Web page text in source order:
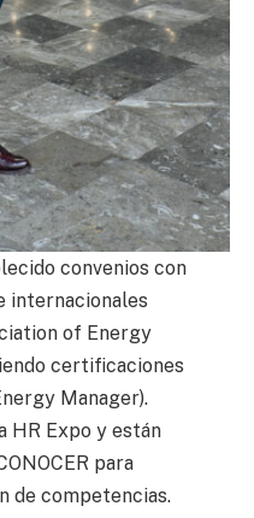
convenios con
internacionales
of Energy
certificaciones
Manager).
HR Expo y están
para
de competencias.